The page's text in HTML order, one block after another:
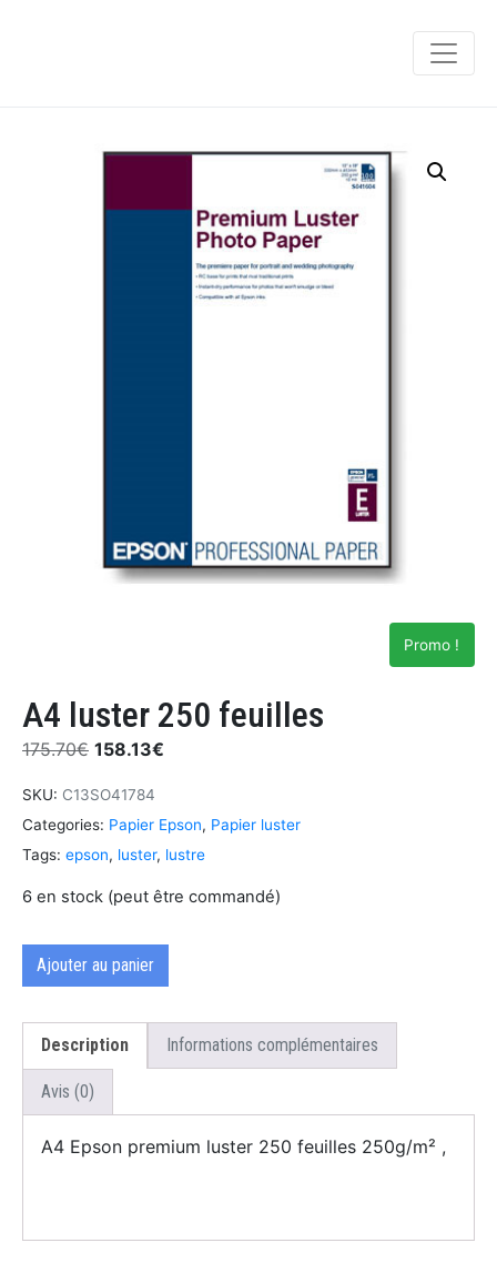
Promo !
A4 luster 250 feuilles
175.70€ 158.13€
SKU: C13SO41784
Categories: Papier Epson, Papier luster
Tags: epson, luster, lustre
6 en stock (peut être commandé)
Ajouter au panier
Description Informations complémentaires
Avis (0)
A4 Epson premium luster 250 feuilles 250g/m² ,